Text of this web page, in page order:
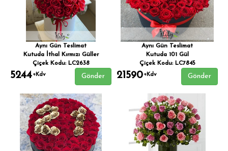
Aynı Gün Teslimat
Kutuda İthal Kırmızı Güller
Çiçek Kodu: LC2638
5244+Kdv Gönder
Aynı Gün Teslimat
Kutuda 101 Gül
Çiçek Kodu: LC7845
21590+Kdv Gönder